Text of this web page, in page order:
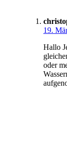
19.
Hallo
oder